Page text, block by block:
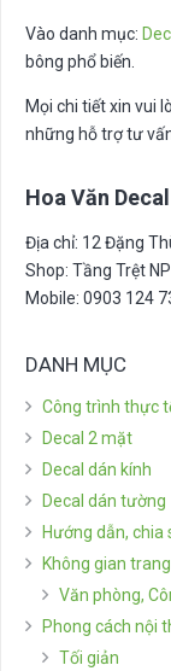
Vào danh mục:
bông phổ biến.
Mọi chi tiết xin vui
những hỗ trợ tư
Hoa Văn Decal
Địa chỉ: 12 Đặng
Shop: Tầng Trệt
Mobile: 0903 124
DANH MỤC
Công trình thực
Decal 2 mặt
Decal dán kính
Decal dán tường
Hướng dẫn, chia
Không gian
Văn phòng,
Phong cách nội
Tối giản